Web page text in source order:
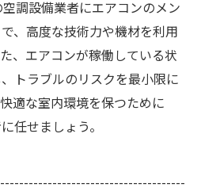
調設備業者にエアコンのメン
、高度な技術力や機材を利用
、エアコンが稼働している状
トラブルのリスクを最小限に
適な室内環境を保つために
任せましょう。